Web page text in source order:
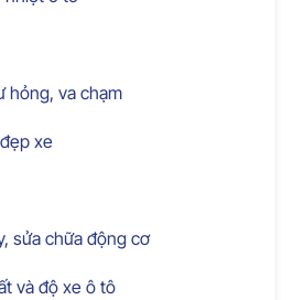
hỏng, va chạm
xe
sửa chữa động cơ
và độ xe ô tô